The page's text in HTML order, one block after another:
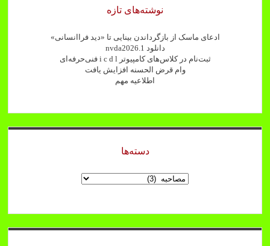
مدیریت
انجمن
نابینایان
مشهد
نوشته‌های تازه
ادعای ماسک از بازگرداندن بینایی تا «دید فراانسانی»
دانلود nvda2026.1
ثبت‌نام در کلاس‌های کامپیوتر i c d l فنی‌حرفه‌ای
وام قرض الحسنه افزایش یافت
اطلاعیه مهم
دسته‌ها
دسته‌ها